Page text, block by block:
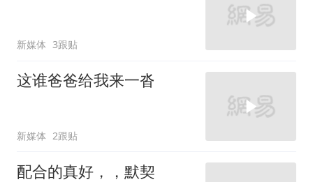
新媒体 3跟贴
这谁爸爸给我来一沓
新媒体 2跟贴
配合的真好，，默契